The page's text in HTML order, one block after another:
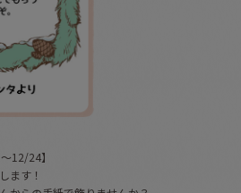
12/24】
ます！